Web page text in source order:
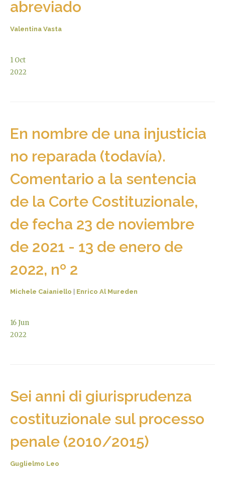
abreviado
Valentina Vasta
1 Oct
2022
En nombre de una injusticia
no reparada (todavía).
Comentario a la sentencia
de la Corte Costituzionale,
de fecha 23 de noviembre
de 2021 - 13 de enero de
2022, nº 2
Michele Caianiello Enrico Al Mureden
16Jun
2022
Sei anni di giurisprudenza
costituzionale sul processo
penale (2010/2015)
Guglielmo Leo